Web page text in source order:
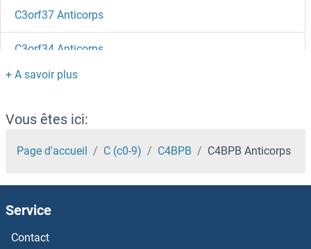
C3orf37 Anticorps
C3orf34 Anticorps
C3orf24 Anticorps
C3orf15 Anticorps
C3AR1 Anticorps
C3a Anticorps
C3 Anticorps
Vous êtes ici:
Page d'accueil C (c0-9) C4BPB C4BPB Anticorps
Service
Contact